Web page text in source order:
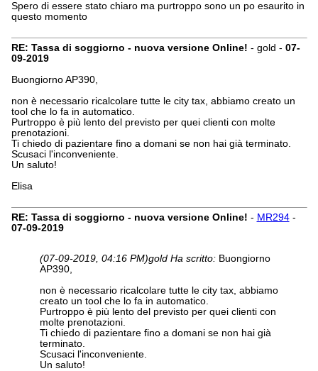
Spero di essere stato chiaro ma purtroppo sono un po esaurito in
questo momento
RE: Tassa di soggiorno - nuova versione Online! - gold - 07-
09-2019
Buongiorno AP390,
non è necessario ricalcolare tutte le city tax, abbiamo creato un
tool che lo fa in automatico.
Purtroppo è più lento del previsto per quei clienti con molte
prenotazioni.
Ti chiedo di pazientare fino a domani se non hai già terminato.
Scusaci l'inconveniente.
Un saluto!
Elisa
RE: Tassa di soggiorno - nuova versione Online! - MR294-
07-09-2019
(07-09-2019, 04:16 PM)gold Ha scritto: Buongiorno
AP390,
non è necessario ricalcolare tutte le city tax, abbiamo
creato un tool che lo fa in automatico.
Purtroppo è più lento del previsto per quei clienti con
molte prenotazioni.
Ti chiedo di pazientare fino a domani se non hai già
terminato.
Scusaci l'inconveniente.
Un saluto!